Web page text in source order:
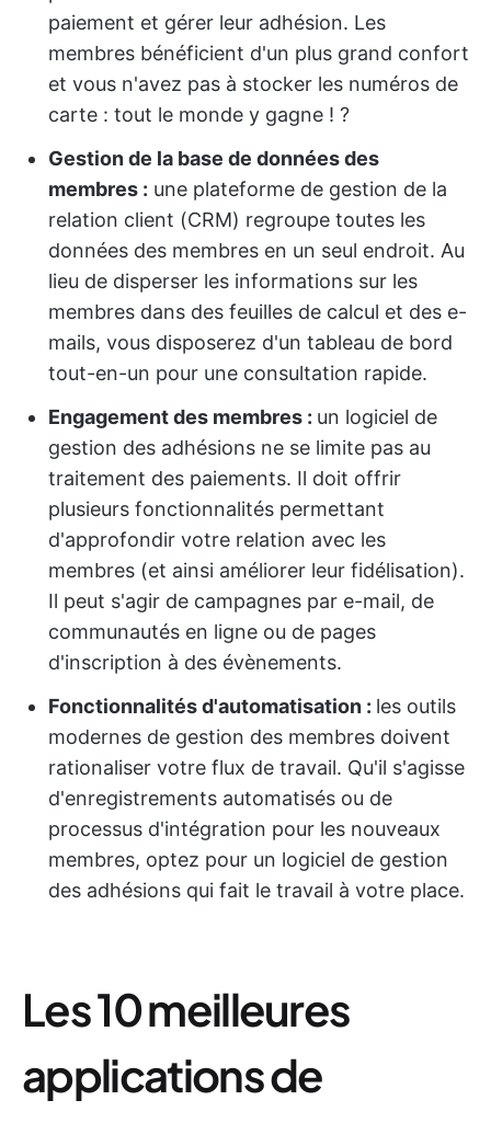
paiement et gérer leur adhésion. Les
membres bénéficient d'un plus grand confort
et vous n'avez pas à stocker les numéros de
carte : tout le monde y gagne ! ?
Gestion de la base de données des
membres : une plateforme de gestion de la
relation client (CRM) regroupe toutes les
données des membres en un seul endroit. Au
lieu de disperser les informations sur les
membres dans des feuilles de calcul et des e-
mails, vous disposerez d'un tableau de bord
tout-en-un pour une consultation rapide.
Engagement des membres : un logiciel de
gestion des adhésions ne se limite pas au
traitement des paiements. Il doit offrir
plusieurs fonctionnalités permettant
d'approfondir votre relation avec les
membres (et ainsi améliorer leur fidélisation).
Il peut s'agir de campagnes par e-mail, de
communautés en ligne ou de pages
d'inscription à des évènements.
Fonctionnalités d'automatisation : les outils
modernes de gestion des membres doivent
rationaliser votre flux de travail. Qu'il s'agisse
d'enregistrements automatisés ou de
processus d'intégration pour les nouveaux
membres, optez pour un logiciel de gestion
des adhésions qui fait le travail à votre place.
Les 10 meilleures
applications de